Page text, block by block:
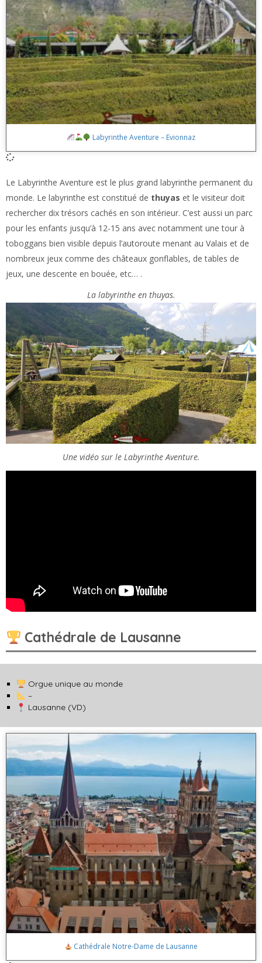
Labyrinthe Aventure – Evionnaz
Le Labyrinthe Aventure est le plus grand labyrinthe permanent du
monde. Le labyrinthe est constitué de thuyas et le visiteur doit
rechercher dix trésors cachés en son intérieur. C’est aussi un parc
pour les enfants jusqu’à 12-15 ans avec notamment une tour à
toboggans bien visible depuis l’autoroute menant au Valais et de
nombreux jeux comme des châteaux gonflables, de tables de
jeux, une descente en bouée, etc… .
La labyrinthe en thuyas.
Une vidéo sur le Labyrinthe Aventure.
Cathédrale de Lausanne
Orgue unique au monde
–
Lausanne (VD)
Cathédrale Notre-Dame de Lausanne